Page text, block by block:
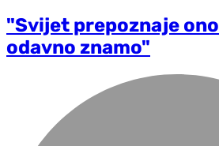
"Svijet prepoznaje
odavno znamo"